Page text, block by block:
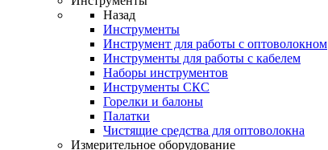
Назад
Инструменты
Инструмент для работы с оптоволокном
Инструменты для работы с кабелем
Наборы инструментов
Инструменты СКС
Горелки и балоны
Палатки
Чистящие средства для оптоволокна
Измерительное оборудование